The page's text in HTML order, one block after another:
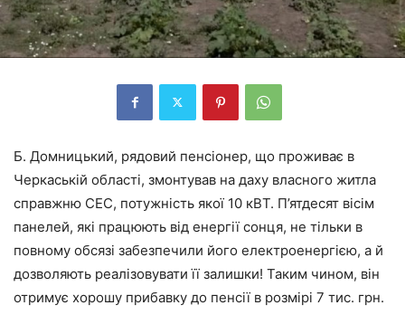
Б. Домницький, рядовий пенсіонер, що проживає в
Черкаській області, змонтував на даху власного житла
справжню СЕС, потужність якої 10 кВТ. П’ятдесят вісім
панелей, які працюють від енергії сонця, не тільки в
повному обсязі забезпечили його електроенергією, а й
дозволяють реалізовувати її залишки! Таким чином, він
отримує хорошу прибавку до пенсії в розмірі 7 тис. грн.